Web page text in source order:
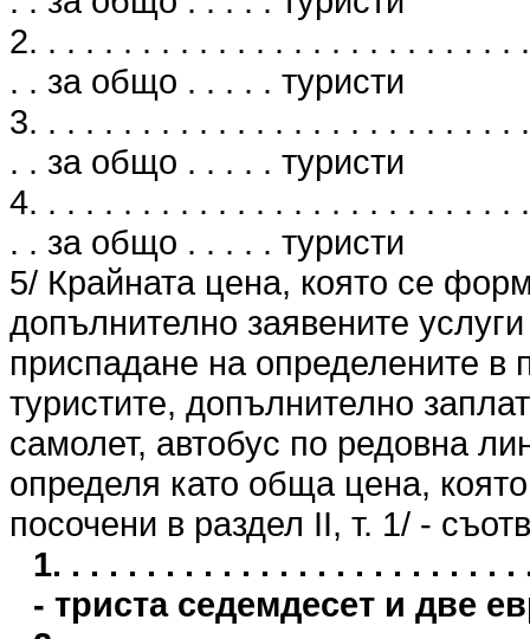
2. . . . . . . . . . . . . . . . . . . . . . . . .
. . за общо . . . . . туристи
3. . . . . . . . . . . . . . . . . . . . . . . . .
. . за общо . . . . . туристи
4. . . . . . . . . . . . . . . . . . . . . . . . .
. . за общо . . . . . туристи
5/ Крайната цена, която се
допълнително заявените
приспадане на определените в
туристите, допълнително
самолет, автобус по редовна
определя като обща цена,
посочени в раздел II, т. 1/ -
1. . . . . . . . . . . . . . . . . . . . . . . .
- триста седемдесет и две